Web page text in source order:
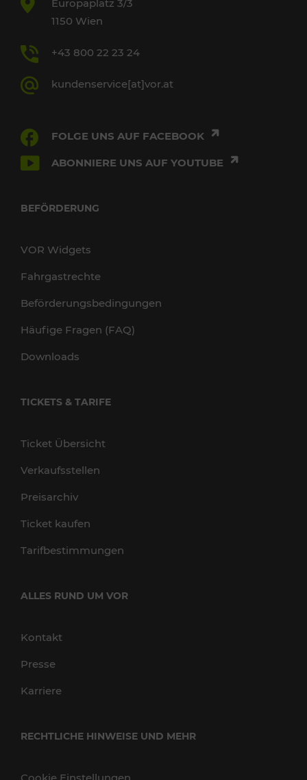
Europaplatz 3/3
1150 Wien
+43 800 22 23 24
kundenservice[at]vor.at
FOLGE UNS AUF FACEBOOK
ABONNIERE UNS AUF YOUTUBE
BEFÖRDERUNG
VOR Widgets
Fahrgastrechte
Beförderungsbedingungen
Häufige Fragen (FAQ)
Downloads
TICKETS & TARIFE
Ticket Übersicht
Verkaufsstellen
Preisarchiv
Ticket kaufen
Tarifbestimmungen
ALLES RUND UM VOR
Kontakt
Presse
Karriere
RECHTLICHE HINWEISE UND MEHR